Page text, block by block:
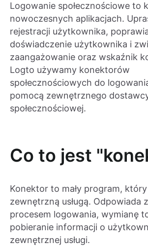
Logowanie społecznościowe to
nowoczesnych aplikacjach.
rejestracji użytkownika,
doświadczenie użytkownika i
zaangażowanie oraz wskaźnik
Logto używamy konektorów
społecznościowych do
pomocą zewnętrznego
społecznościowej.
Co to jest
Konektor to mały program,
zewnętrzną usługą. Odpowiada
procesem logowania, wymianę
pobieranie informacji o
zewnętrznej usługi.